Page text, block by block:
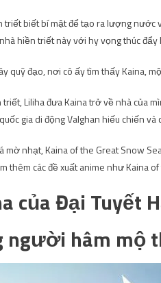
biết bí mật để tạo ra lượng nước
hiền triết này với hy vọng thúc đẩy
quỹ đạo, nơi cô ấy tìm thấy Kaina,
Liliha đưa Kaina trở về nhà của
gia di động Valghan hiếu chiến
mờ nhạt, Kaina of the Great Snow
thêm các đề xuất anime như Kaina
của Đại Tuyết
người hâm mộ